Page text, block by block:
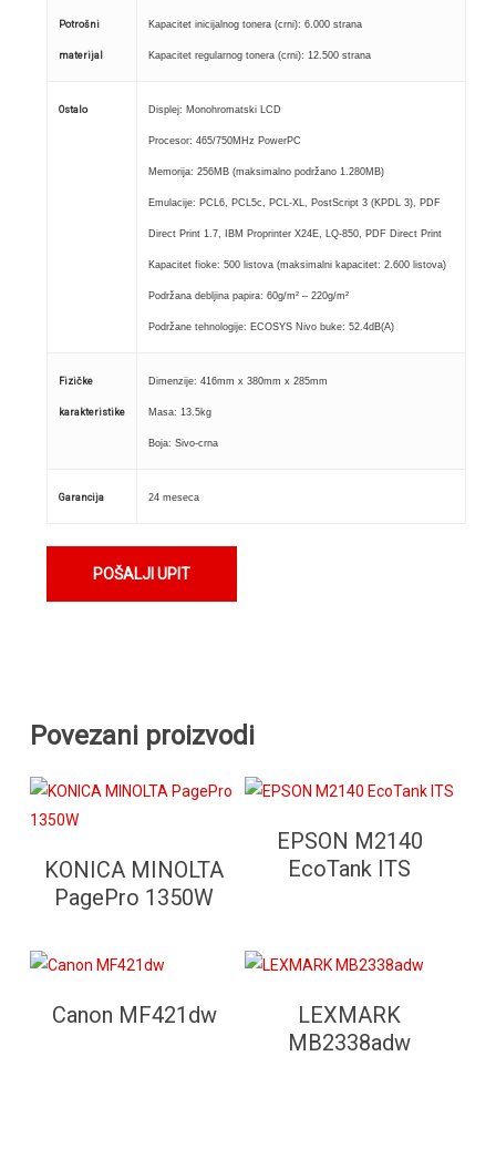
Potrošni
materijal
Kapacitet inicijalnog tonera (crni): 6.000 strana
Kapacitet regularnog tonera (crni): 12.500 strana
Ostalo Displej: Monohromatski LCD
Procesor: 465/750MHz PowerPC
Memorija: 256MB (maksimalno podržano 1.280MB)
Emulacije: PCL6, PCL5c, PCL-XL, PostScript 3 (KPDL 3), PDF
Direct Print 1.7, IBM Proprinter X24E, LQ-850, PDF Direct Print
Kapacitet fioke: 500 listova (maksimalni kapacitet: 2.600 listova)
Podržana debljina papira: 60g/m² – 220g/m²
Podržane tehnologije: ECOSYS Nivo buke: 52.4dB(A)
Fizičke
karakteristike
Dimenzije: 416mm x 380mm x 285mm
Masa: 13.5kg
Boja: Sivo-crna
Garancija 24 meseca
POŠALJI UPIT
Povezani proizvodi
Pročitaj Više
KONICA MINOLTA
PagePro 1350W
Pročitaj Više
EPSON M2140
EcoTank ITS
Pročitaj Više
Canon MF421dw Pročitaj Više
LEXMARK
MB2338adw